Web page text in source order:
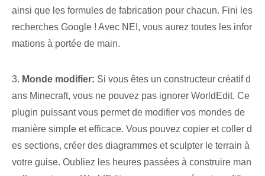
ainsi que les ⁢formules de fabrication pour chacun. Fini les
recherches Google ! Avec NEI, vous aurez toutes les infor
mations à portée de main.
3. Monde modifier: Si vous êtes un constructeur créatif d
ans Minecraft, vous ne pouvez pas ignorer WorldEdit. Ce
plugin puissant vous permet de modifier vos mondes de
manière simple et efficace. Vous pouvez copier et coller d
es sections, créer des diagrammes et sculpter le terrain à
votre guise. Oubliez les heures passées à construire man